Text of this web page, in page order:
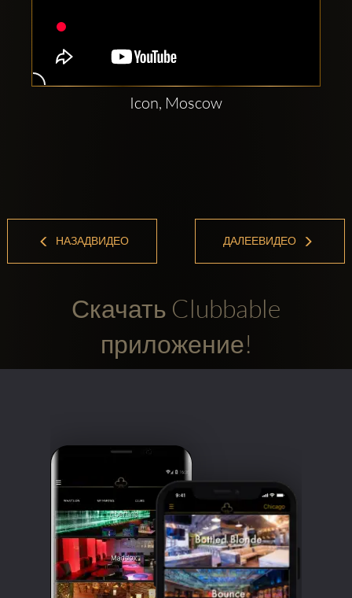
соцсетях:
Icon, Moscow
НАЗАДВИДЕО ДАЛЕЕВИДЕО
Скачать Clubbable
приложение!